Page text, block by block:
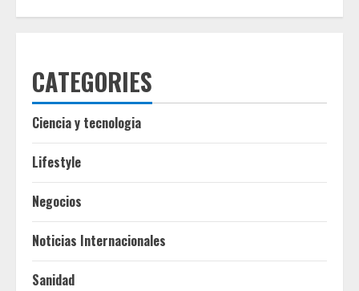
CATEGORIES
Ciencia y tecnologia
Lifestyle
Negocios
Noticias Internacionales
Sanidad